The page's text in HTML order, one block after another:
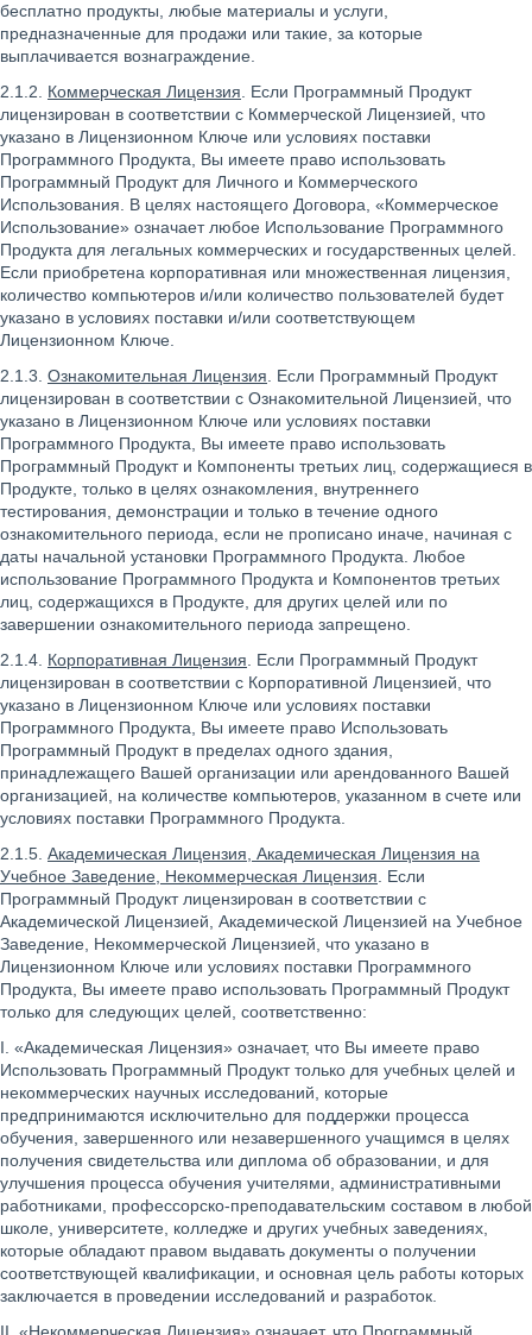
бесплатно продукты, любые материалы и услуги,
предназначенные для продажи или такие, за которые
выплачивается вознаграждение.
2.1.2. Коммерческая Лицензия . Если Программный Продукт
лицензирован в соответствии с Коммерческой Лицензией, что
указано в Лицензионном Ключе или условиях поставки
Программного Продукта, Вы имеете право использовать
Программный Продукт для Личного и Коммерческого
Использования. В целях настоящего Договора, «Коммерческое
Использование» означает любое Использование Программного
Продукта для легальных коммерческих и государственных целей.
Если приобретена корпоративная или множественная лицензия,
количество компьютеров и/или количество пользователей будет
указано в условиях поставки и/или соответствующем
Лицензионном Ключе.
2.1.3. Ознакомительная Лицензия . Если Программный Продукт
лицензирован в соответствии с Ознакомительной Лицензией, что
указано в Лицензионном Ключе или условиях поставки
Программного Продукта, Вы имеете право использовать
Программный Продукт и Компоненты третьих лиц, содержащиеся в
Продукте, только в целях ознакомления, внутреннего
тестирования, демонстрации и только в течение одного
ознакомительного периода, если не прописано иначе, начиная с
даты начальной установки Программного Продукта. Любое
использование Программного Продукта и Компонентов третьих
лиц, содержащихся в Продукте, для других целей или по
завершении ознакомительного периода запрещено.
2.1.4. Корпоративная Лицензия . Если Программный Продукт
лицензирован в соответствии с Корпоративной Лицензией, что
указано в Лицензионном Ключе или условиях поставки
Программного Продукта, Вы имеете право Использовать
Программный Продукт в пределах одного здания,
принадлежащего Вашей организации или арендованного Вашей
организацией, на количестве компьютеров, указанном в счете или
условиях поставки Программного Продукта.
2.1.5. Академическая Лицензия, Академическая Лицензия на
Учебное Заведение, Некоммерческая Лицензия . Если
Программный Продукт лицензирован в соответствии с
Академической Лицензией, Академической Лицензией на Учебное
Заведение, Некоммерческой Лицензией, что указано в
Лицензионном Ключе или условиях поставки Программного
Продукта, Вы имеете право использовать Программный Продукт
только для следующих целей, соответственно:
I. «Академическая Лицензия» означает, что Вы имеете право
Использовать Программный Продукт только для учебных целей и
некоммерческих научных исследований, которые
предпринимаются исключительно для поддержки процесса
обучения, завершенного или незавершенного учащимся в целях
получения свидетельства или диплома об образовании, и для
улучшения процесса обучения учителями, административными
работниками, профессорско-преподавательским составом в любой
школе, университете, колледже и других учебных заведениях,
которые обладают правом выдавать документы о получении
соответствующей квалификации, и основная цель работы которых
заключается в проведении исследований и разработок.